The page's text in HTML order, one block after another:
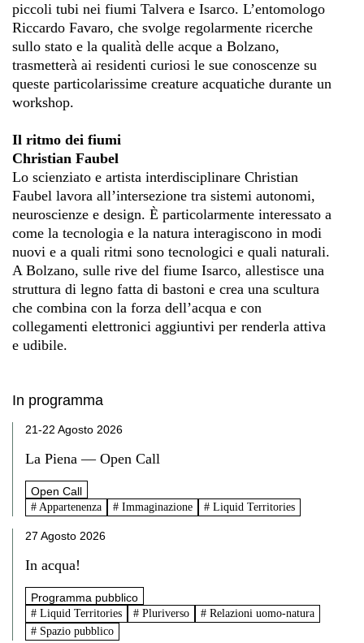
piccoli tubi nei fiumi Talvera e Isarco. L’entomologo
Riccardo Favaro, che svolge regolarmente ricerche
sullo stato e la qualità delle acque a Bolzano,
trasmetterà ai residenti curiosi le sue conoscenze su
queste particolarissime creature acquatiche durante un
workshop.
Il ritmo dei fiumi
Christian Faubel
Lo scienziato e artista interdisciplinare Christian
Faubel lavora all’intersezione tra sistemi autonomi,
neuroscienze e design. È particolarmente interessato a
come la tecnologia e la natura interagiscono in modi
nuovi e a quali ritmi sono tecnologici e quali naturali.
A Bolzano, sulle rive del fiume Isarco, allestisce una
struttura di legno fatta di bastoni e crea una scultura
che combina con la forza dell’acqua e con
collegamenti elettronici aggiuntivi per renderla attiva
e udibile.
In programma
21-22 Agosto 2026
La Piena — Open Call
Open Call
# Appartenenza # Immaginazione # Liquid Territories
27 Agosto 2026
In acqua!
Programma pubblico
# Liquid Territories # Pluriverso
# Relazioni uomo-natura
# Spazio pubblico